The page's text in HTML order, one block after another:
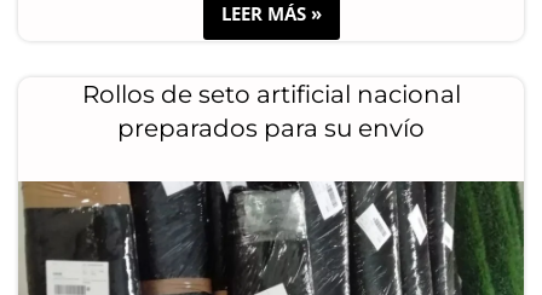
LEER MÁS »
Rollos de seto artificial nacional
preparados para su envío